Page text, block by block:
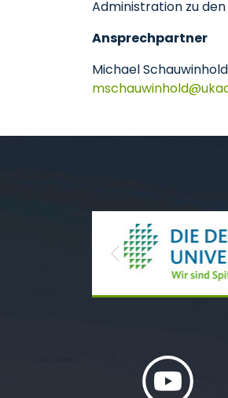
Administration zu
Ansprechpartner
Michael Schauwinhold
mschauwinhold
Previous